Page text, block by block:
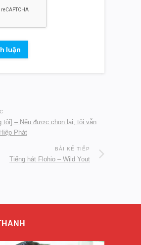
tôi] – Nếu được chọn lại, tôi vẫn
Phát
BÀI KẾ TIẾP
Tiếng hát Flohio – Wild Yout